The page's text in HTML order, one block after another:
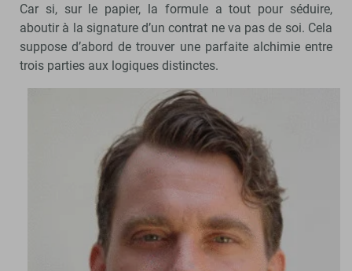
Car si, sur le papier, la formule a tout pour séduire,
aboutir à la signature d’un contrat ne va pas de soi. Cela
suppose d’abord de trouver une parfaite alchimie entre
trois parties aux logiques distinctes.